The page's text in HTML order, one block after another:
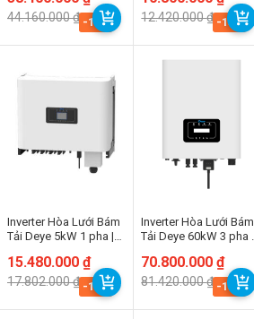
44.160.000₫
gốc
là:
44.160.000 ₫.
hiện
tại
38.400.000 ₫.
-13% 12.420.000₫
gốc
là:
12.420.000 ₫.
hiện
tại
10.800.000 ₫.
-13%
Inverter Hòa Lưới Bám
Tải Deye 5kW 1 pha |
AM2
17.802.000₫
Giá
gốc
là:
17.802.000 ₫.
15.480.000 ₫
Giá
hiện
tại
15.480.000 ₫.
-13%
Inverter Hòa Lưới Bám
Tải Deye 60kW 3 pha |
81.420.000₫
Giá
gốc
là:
81.420.000 ₫.
70.800.000₫
Giá
hiện
tại
70.800.000 ₫.
-13%